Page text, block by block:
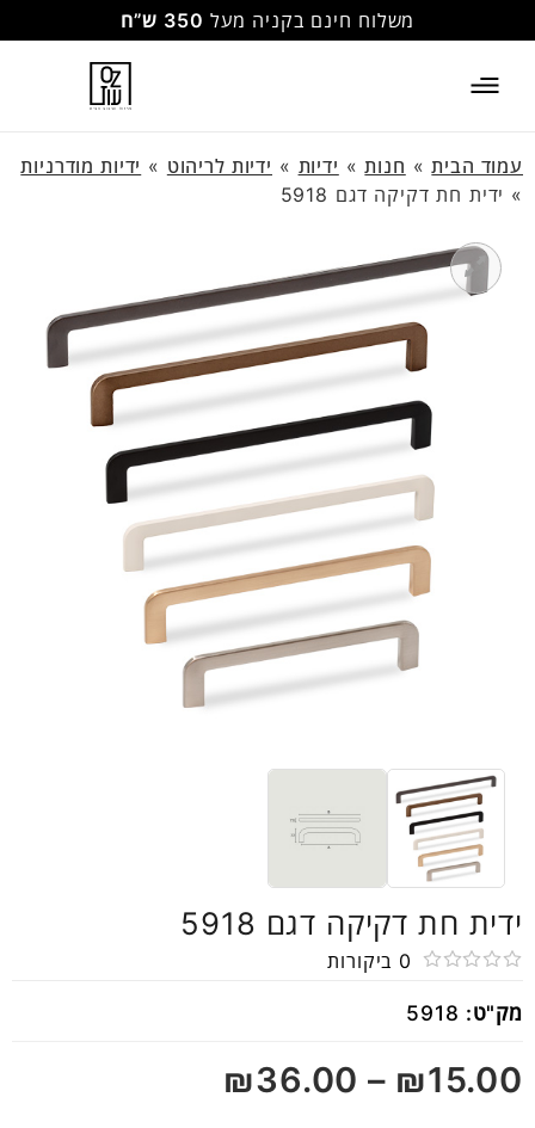
משלוח חינם בקניה מעל 350 ש”ח
עמוד הבית» חנות» ידיות » ידיות לריהוט » ידיות מודרניות
» ידית חת דקיקה דגם 5918
ידית חת דקיקה דגם 5918
0
5
0 ביקורות
מק"ט: 5918
₪15.00
–
₪36.00